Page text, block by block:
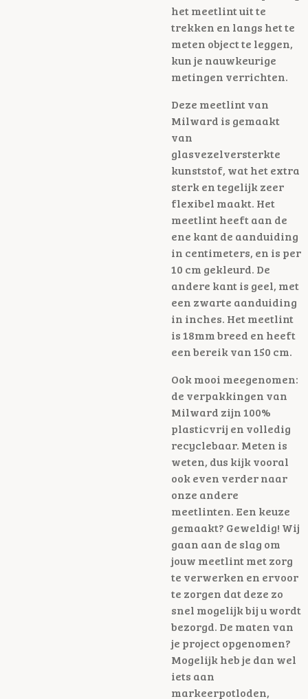
het meetlint uit te
trekken en langs het te
meten object te leggen,
kun je nauwkeurige
metingen verrichten.
Deze meetlint van
Milward is gemaakt
van
glasvezelversterkte
kunststof, wat het extra
sterk en tegelijk zeer
flexibel maakt. Het
meetlint heeft aan de
ene kant de aanduiding
in centimeters, en is per
10 cm gekleurd. De
andere kant is geel, met
een zwarte aanduiding
in inches. Het meetlint
is 18mm breed en heeft
een bereik van 150 cm.
Ook mooi meegenomen:
de verpakkingen van
Milward zijn 100%
plasticvrij en volledig
recyclebaar. Meten is
weten, dus kijk vooral
ook even verder naar
onze andere
meetlinten. Een keuze
gemaakt? Geweldig! Wij
gaan aan de slag om
jouw meetlint met zorg
te verwerken en ervoor
te zorgen dat deze zo
snel mogelijk bij u wordt
bezorgd. De maten van
je project opgenomen?
Mogelijk heb je dan wel
iets aan
markeerpotloden,